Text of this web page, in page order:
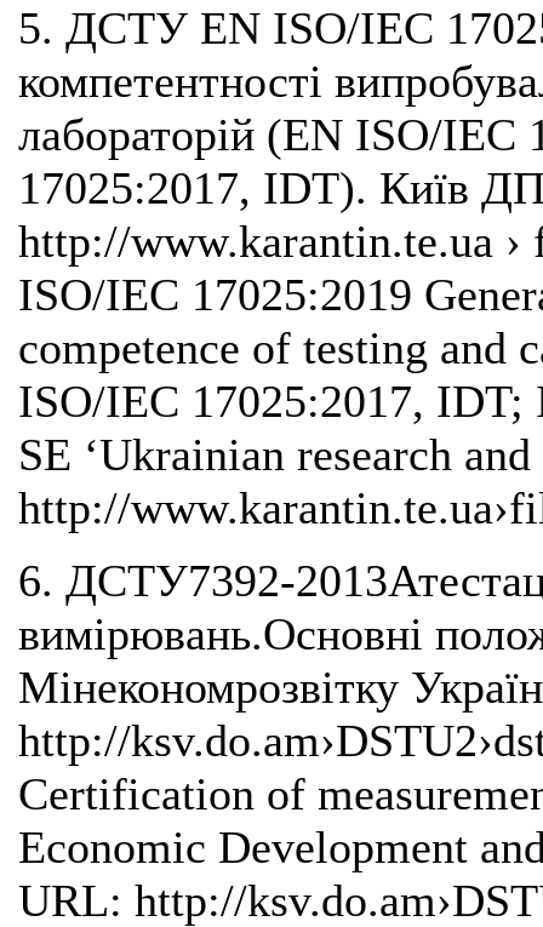
5. ДСТУ EN ISO/IEC
компетентності
лабораторій (EN ISO/
17025:2017, IDT). Київ
http://www.karantin.te.ua
ISO/IEC 17025:2019
competence of testing and
ISO/IEC 17025:2017,
SE ‘Ukrainian research
http://
6. ДСТУ7392-
вимірювань.Основні
Мінекономрозвітку
http://
Certification of
Economic Development
URL: http://